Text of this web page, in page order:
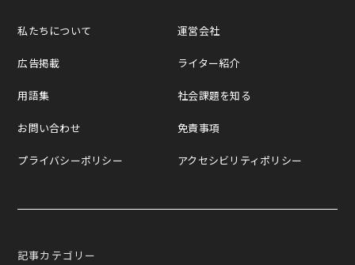
私たちについて
広告掲載
用語集
お問い合わせ
プライバシーポリシー
運営会社
ライター紹介
社会課題を知る
免責事項
アクセシビリティポリシー
記事カテゴリー